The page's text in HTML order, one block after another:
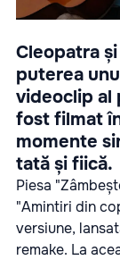
Cleopatra
puterea
videoclip al
fost filmat
momente
tată și fiică.
Piesa
"Amintiri din
versiune,
remake. La